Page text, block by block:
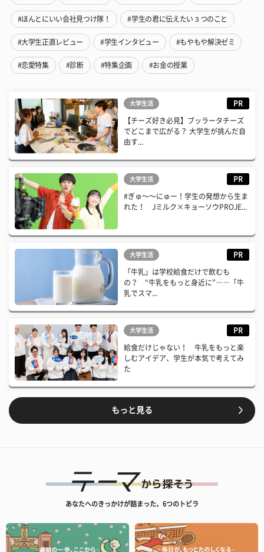
#ほんとにいい会社見つけ隊！ #学生の君に伝えたい３つのこと
#大学生正直レビュー #学生インタビュー #もやもや解決ゼミ
#恋愛特集 #診断 #特集企画 #お金の授業
大学生活 PR
【チーズ好き必見】ブッラータチーズ
でどこまで広がる？ 大学生が挑んだ自
由す...
大学生活 PR
#ぎゅ〜〜にゅー！学生の発想から生ま
れた！ Jミルク×キョーソウPROJE...
大学生活 PR
「牛乳」は学校給食だけで飲むも
の？ “牛乳をもっと身近に”――「牛
乳でスマ...
大学生活 PR
給食だけじゃない！ 牛乳をもっと楽
しむアイデア、学生が本気で考えてみ
た
もっと見る
あなたへのきっかけが詰まった、6つのトビラ